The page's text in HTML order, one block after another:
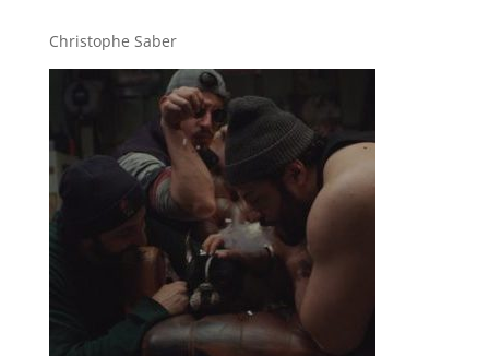
Christophe Saber